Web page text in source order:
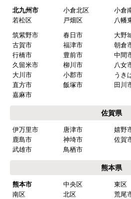
北九州市
小倉北区 小倉
若松区
戸畑区 八幡
筑紫野市
春日市 大野
古賀市
福津市 朝倉
行橋市
豊前市 中間
久留米市
柳川市 八女
大川市
小郡市 うき
直方市
飯塚市 田川
嘉麻市
佐賀県
伊万里市 唐津市 嬉野
鹿島市
神埼市 佐賀
武雄市
鳥栖市
熊本県
熊本市 中央区 東区
南区
北区 荒尾